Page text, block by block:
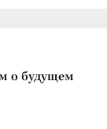
о будущем